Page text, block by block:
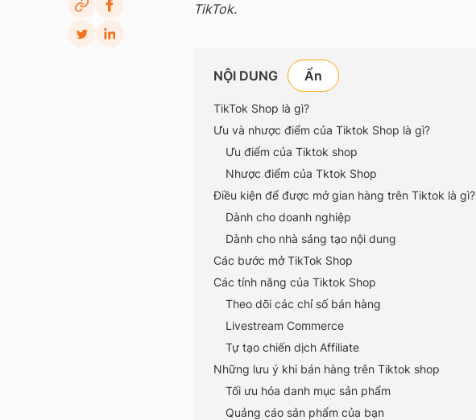
TikTok.
NỘI DUNG
TikTok Shop là gì?
Ưu và nhược điểm của Tiktok Shop là gì?
Ưu điểm của Tiktok shop
Nhược điểm của Tktok Shop
Điều kiện để được mở gian hàng trên Tiktok là gì?
Dành cho doanh nghiệp
Dành cho nhà sáng tạo nội dung
Các bước mở TikTok Shop
Các tính năng của Tiktok Shop
Theo dõi các chỉ số bán hàng
Livestream Commerce
Tự tạo chiến dịch Affiliate
Những lưu ý khi bán hàng trên Tiktok shop
Tối ưu hóa danh mục sản phẩm
Quảng cáo sản phẩm của bạn